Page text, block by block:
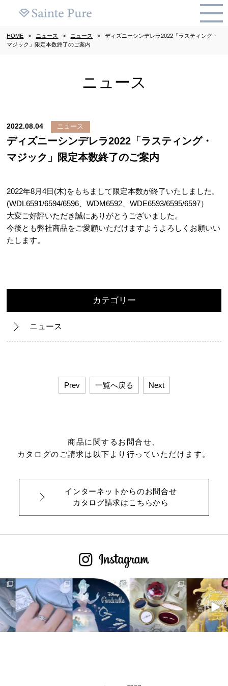
HOME > ニュース > ニュース >ディズニーシンデレラ2022「ラスティング・
マジック」限定本数終了のご案内
ニュース
2022.08.04 ニュース
ディズニーシンデレラ2022「ラスティング・
マジック」限定本数終了のご案内
2022年8月4日(木)をもちまして限定本数が終了いたしました。
(WDL6591/6594/6596、WDM6592、WDE6593/6595/6597）
大変ご好評いただき誠にありがとうございました。
今後とも弊社商品をご愛顧いただけますようよろしくお願いい
たします。
カテゴリー
ニュース
Prev 一覧へ戻る Next
商品に関するお問合せ、
カタログのご請求は以下より行っていただけます。
インターネットからのお問合せ
カタログ請求はこちらから